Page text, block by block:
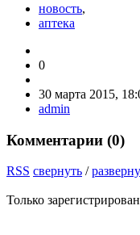
новость,
аптека
0
30 марта 2015,
admin
Комментарии (0)
RSS свернуть /
Только